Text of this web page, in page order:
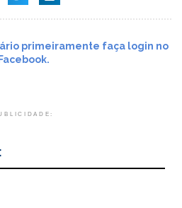
primeiramente faça login no
Facebook.